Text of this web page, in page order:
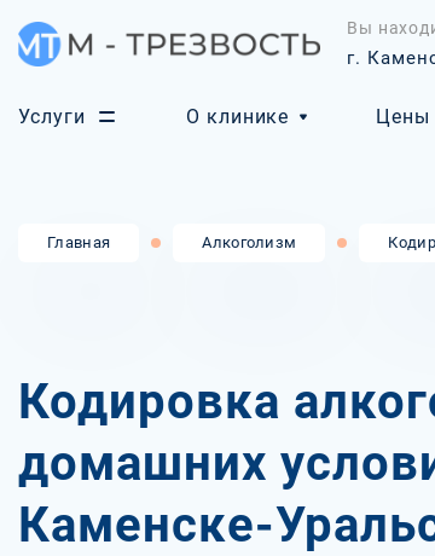
Вы
г.
Услуги О клинике Цены
Главная Алкоголизм
Кодировка
домашних
Каменске-